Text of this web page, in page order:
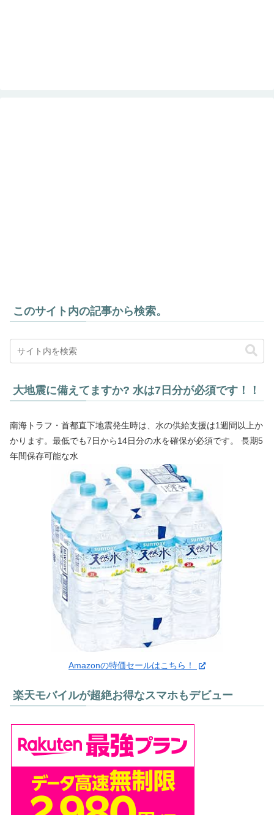
このサイト内の記事から検索。
大地震に備えてますか? 水は7日分が必須です！！
南海トラフ・首都直下地震発生時は、水の供給支援は1週間以上か
かります。最低でも7日から14日分の水を確保が必須です。 長期5
年間保存可能な水
Amazonの特価セールはこちら！
楽天モバイルが超絶お得なスマホもデビュー